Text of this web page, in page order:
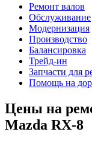
Ремонт валов
Обслуживание
Модернизация
Производство
Балансировка
Трейд-ин
Запчасти для
Помощь на
Цены на
Mazda RX-8